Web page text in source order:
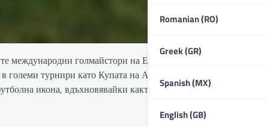
Romanian (RO)
Greek (GR)
Spanish (MX)
English (GB)
международни голмайстори на Египет, демонстрирайки своя
в големи турнири като Купата на Африка и Световната купа
икона, вдъхновявайки както феновете, така и